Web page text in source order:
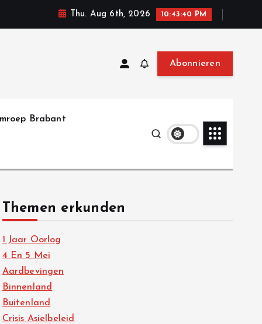
Thu. Aug 6th, 2026 10:43:41 PM
Abonnieren
Brabant
Themen erkunden
1 Jaar Oorlog
4 En 5 Mei
Aardbevingen
Binnenland
Buitenland
Crisis Asielbeleid